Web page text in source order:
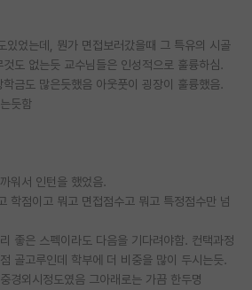
시판
판
있었는데, 뭔가 면접보러갔을때 그 특유의 시골
도 없는듯 교수님들은 인성적으로 훌륭하심.
금도 많은듯했음 아웃풋이 굉장이 훌륭했음.
듯함
워서 인턴을 했었음.
학점이고 뭐고 면접점수고 뭐고 특정점수만 넘
좋은 스펙이라도 다음을 기다려야함. 컨택과정
골고루인데 학부에 더 비중을 많이 두시는듯.
경외시정도였음 그아래로는 가끔 한두명